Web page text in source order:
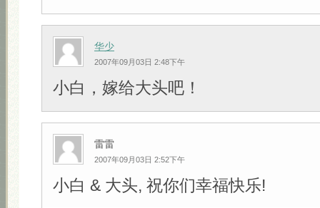
华少
2007年09月03日 2:48下午
小白，嫁给大头吧！
雷雷
2007年09月03日 2:52下午
小白 & 大头, 祝你们幸福快乐!